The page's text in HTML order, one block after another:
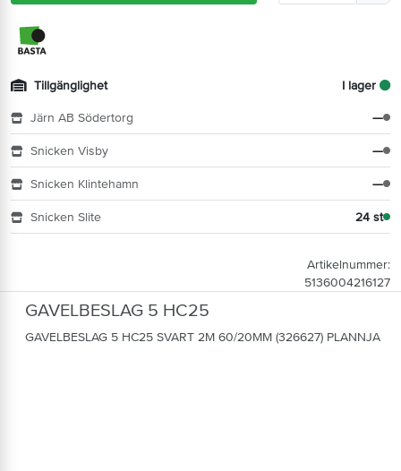
GAVELBESLAG 5 HC25
GAVELBESLAG 5 HC25 SVART 2M 60/20MM (326627) PLANNJA
Tillgänglighet I lager
Järn AB Södertorg —
Snicken Visby —
Snicken Klintehamn —
Snicken Slite 24 st
Artikelnummer:
5136004216127